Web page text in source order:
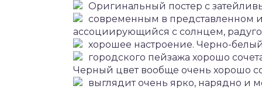
Оригинальный постер с
современным в представленном
ассоциирующийся с солнцем,
хорошее настроение. Черно-
городского пейзажа хорошо
Черный цвет вообще очень хорошо
выглядит очень ярко, нарядно и